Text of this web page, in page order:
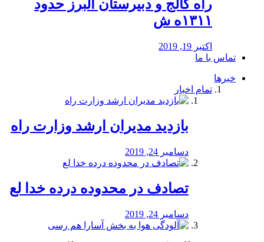
راه كالج و دبيرستان البرز حدود
۱۳۱۱ه ش
اکتبر 19, 2019
تماس با ما
خبرها
تمام اخبار
بازدید مدیران ارشد وزارت راه
دسامبر 24, 2019
تصادف در محدوده درده خدا لع
دسامبر 24, 2019